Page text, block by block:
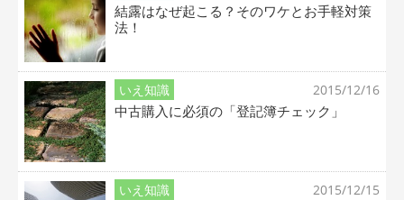
結露はなぜ起こる？そのワケとお手軽対策
法！
いえ知識 2015/12/16
中古購入に必須の「登記簿チェック」
いえ知識 2015/12/15